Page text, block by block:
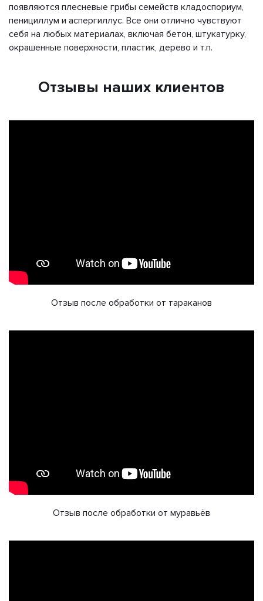
появляются плесневые грибы семейств кладоспориум,
пенициллум и аспергиллус. Все они отлично чувствуют
себя на любых материалах, включая бетон, штукатурку,
окрашенные поверхности, пластик, дерево и т.п.
Отзывы наших клиентов
Отзыв после обработки от тараканов
Отзыв после обработки от муравьёв